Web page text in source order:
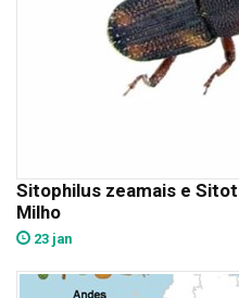
Sitophilus zeamais e
Milho
23 jan